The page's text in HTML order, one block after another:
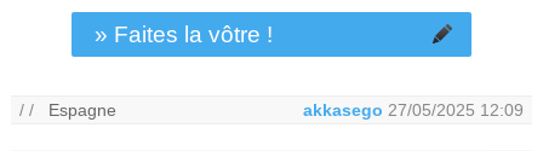
» Faites la vôtre !
/ / Espagne akkasego 27/05/2025 12:09